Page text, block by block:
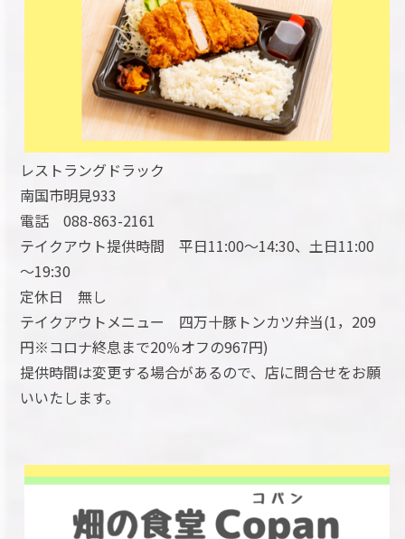
レストラングドラック
南国市明見933
電話 088-863-2161
テイクアウト提供時間 平日11:00～14:30、土日11:00
～19:30
定休日 無し
テイクアウトメニュー 四万十豚トンカツ弁当(1，209
円※コロナ終息まで20％オフの967円)
提供時間は変更する場合があるので、店に問合せをお願
いいたします。